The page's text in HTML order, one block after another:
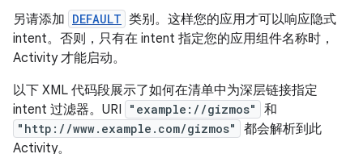
另请添加 DEFAULT 类别。这样您的应用才可以响应隐式
intent。否则，只有在 intent 指定您的应用组件名称时，
Activity 才能启动。
以下 XML 代码段展示了如何在清单中为深层链接指定
intent 过滤器。URI
"example://gizmos" 和
"http://www.example.com/gizmos"
都会解析到此
Activity。